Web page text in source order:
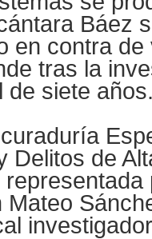
Báez
en contra
tras la
de siete
Delitos de